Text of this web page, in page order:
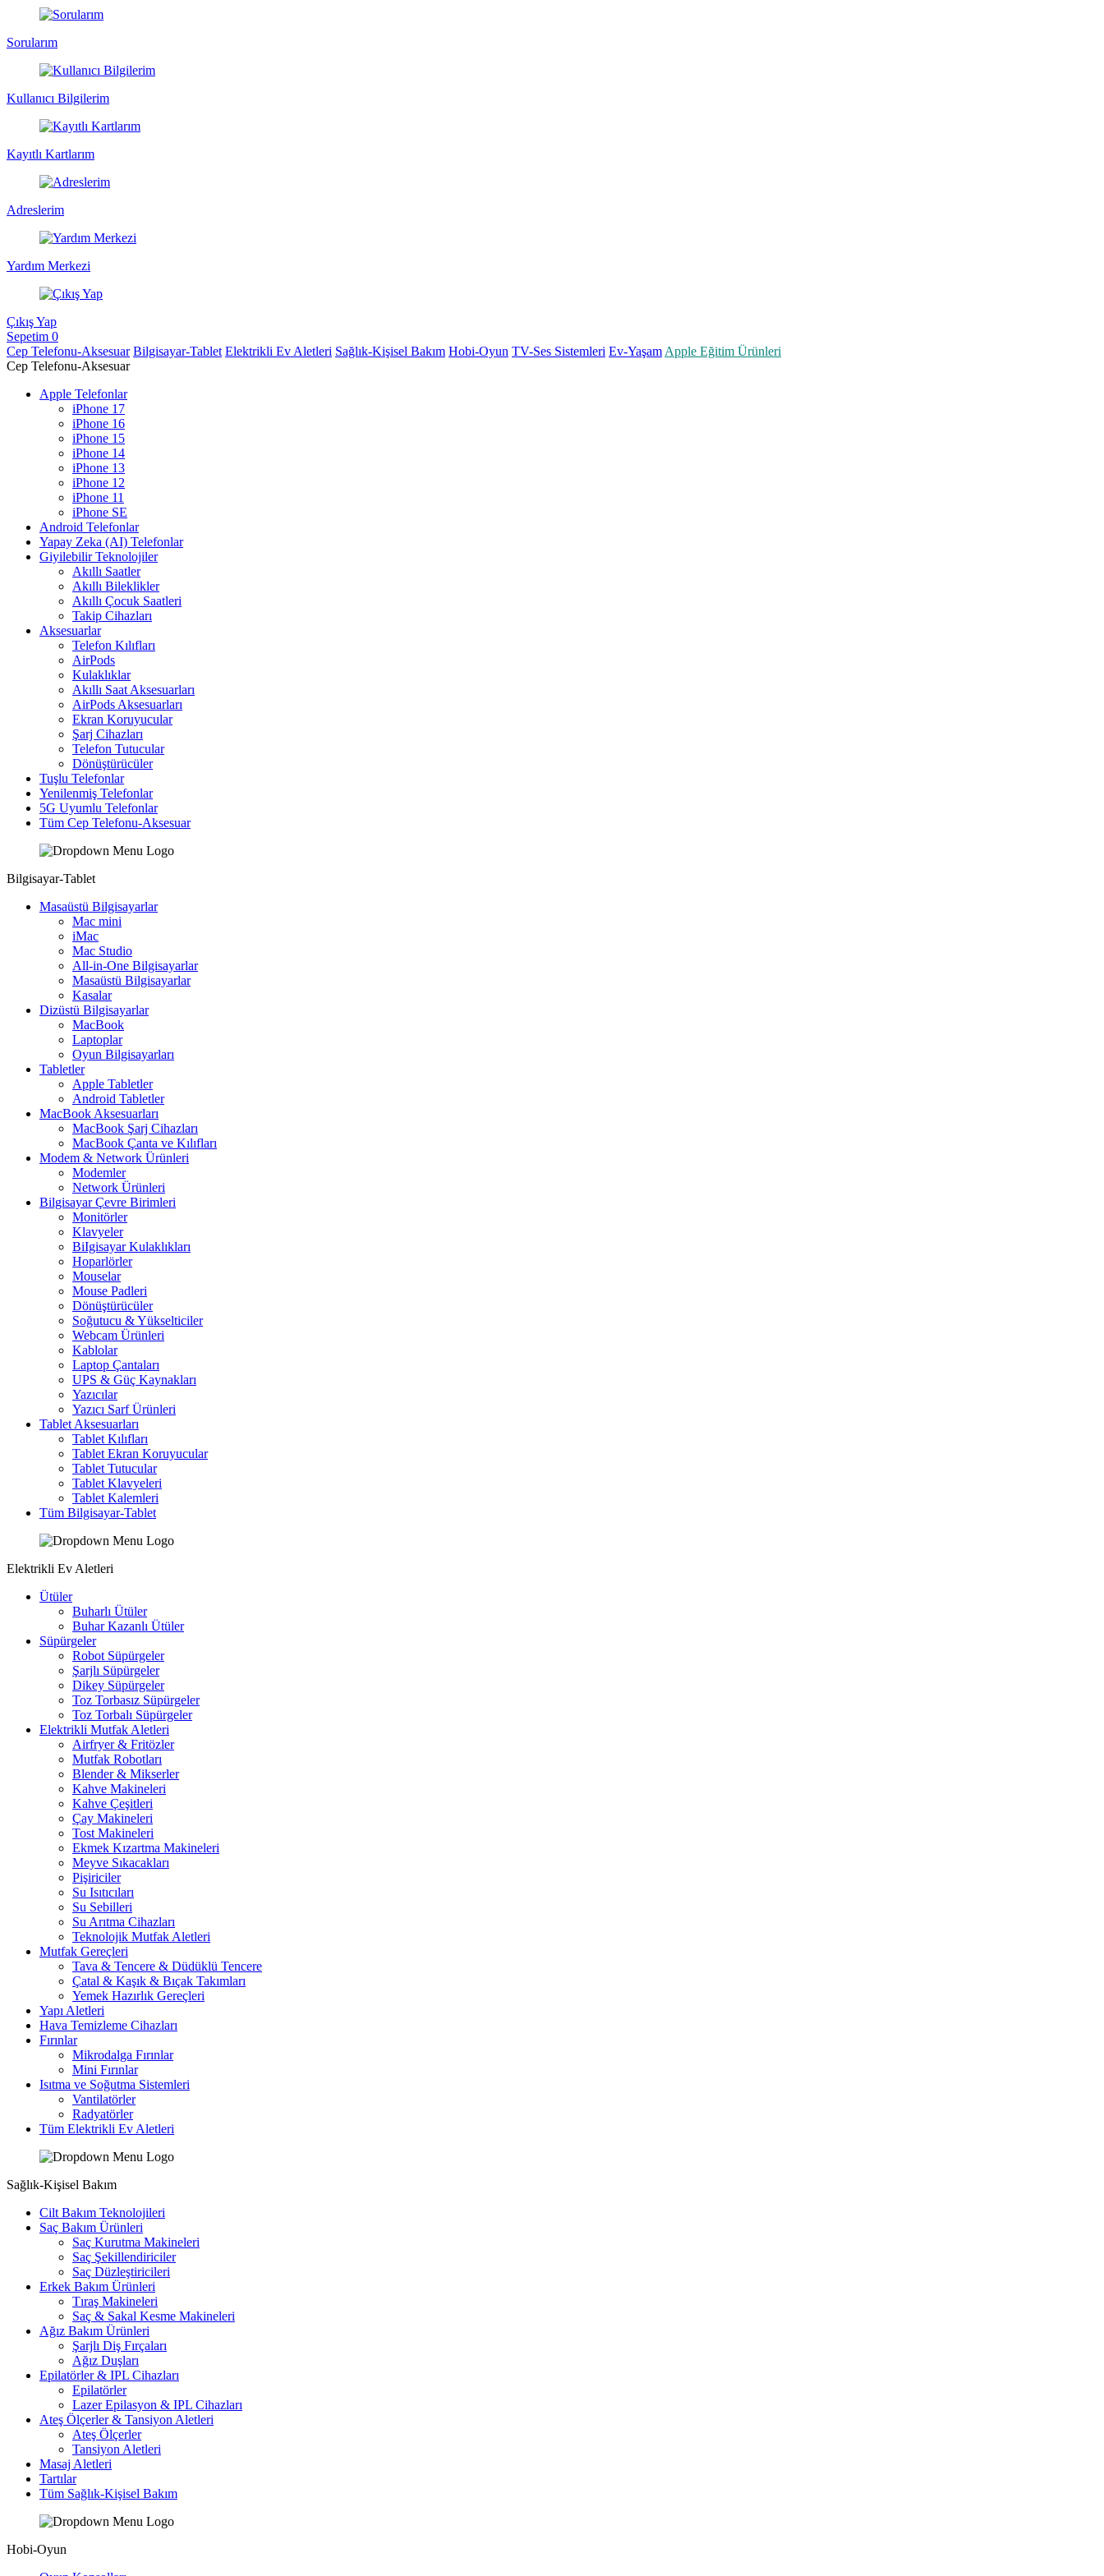
Sorularım
Kullanıcı Bilgilerim
Kayıtlı Kartlarım
Adreslerim
Yardım Merkezi
Çıkış Yap
Sepetim 0
Cep Telefonu-Aksesuar Bilgisayar-Tablet Elektrikli Ev Aletleri Sağlık-Kişisel Bakım Hobi-Oyun TV-Ses Sistemleri Ev-Yaşam Apple Eğitim Ürünleri
Cep Telefonu-Aksesuar
Apple Telefonlar
iPhone 17
iPhone 16
iPhone 15
iPhone 14
iPhone 13
iPhone 12
iPhone 11
iPhone SE
Android Telefonlar
Yapay Zeka (AI) Telefonlar
Giyilebilir Teknolojiler
Akıllı Saatler
Akıllı Bileklikler
Akıllı Çocuk Saatleri
Takip Cihazları
Aksesuarlar
Telefon Kılıfları
AirPods
Kulaklıklar
Akıllı Saat Aksesuarları
AirPods Aksesuarları
Ekran Koruyucular
Şarj Cihazları
Telefon Tutucular
Dönüştürücüler
Tuşlu Telefonlar
Yenilenmiş Telefonlar
5G Uyumlu Telefonlar
Tüm Cep Telefonu-Aksesuar
Bilgisayar-Tablet
Masaüstü Bilgisayarlar
Mac mini
iMac
Mac Studio
All-in-One Bilgisayarlar
Masaüstü Bilgisayarlar
Kasalar
Dizüstü Bilgisayarlar
MacBook
Laptoplar
Oyun Bilgisayarları
Tabletler
Apple Tabletler
Android Tabletler
MacBook Aksesuarları
MacBook Şarj Cihazları
MacBook Çanta ve Kılıfları
Modem & Network Ürünleri
Modemler
Network Ürünleri
Bilgisayar Çevre Birimleri
Monitörler
Klavyeler
BiIgisayar Kulaklıkları
Hoparlörler
Mouselar
Mouse Padleri
Dönüştürücüler
Soğutucu & Yükselticiler
Webcam Ürünleri
Kablolar
Laptop Çantaları
UPS & Güç Kaynakları
Yazıcılar
Yazıcı Sarf Ürünleri
Tablet Aksesuarları
Tablet Kılıfları
Tablet Ekran Koruyucular
Tablet Tutucular
Tablet Klavyeleri
Tablet Kalemleri
Tüm Bilgisayar-Tablet
Elektrikli Ev Aletleri
Ütüler
Buharlı Ütüler
Buhar Kazanlı Ütüler
Süpürgeler
Robot Süpürgeler
Şarjlı Süpürgeler
Dikey Süpürgeler
Toz Torbasız Süpürgeler
Toz Torbalı Süpürgeler
Elektrikli Mutfak Aletleri
Airfryer & Fritözler
Mutfak Robotları
Blender & Mikserler
Kahve Makineleri
Kahve Çeşitleri
Çay Makineleri
Tost Makineleri
Ekmek Kızartma Makineleri
Meyve Sıkacakları
Pişiriciler
Su Isıtıcıları
Su Sebilleri
Su Arıtma Cihazları
Teknolojik Mutfak Aletleri
Mutfak Gereçleri
Tava & Tencere & Düdüklü Tencere
Çatal & Kaşık & Bıçak Takımları
Yemek Hazırlık Gereçleri
Yapı Aletleri
Hava Temizleme Cihazları
Fırınlar
Mikrodalga Fırınlar
Mini Fırınlar
Isıtma ve Soğutma Sistemleri
Vantilatörler
Radyatörler
Tüm Elektrikli Ev Aletleri
Sağlık-Kişisel Bakım
Cilt Bakım Teknolojileri
Saç Bakım Ürünleri
Saç Kurutma Makineleri
Saç Şekillendiriciler
Saç Düzleştiricileri
Erkek Bakım Ürünleri
Tıraş Makineleri
Saç & Sakal Kesme Makineleri
Ağız Bakım Ürünleri
Şarjlı Diş Fırçaları
Ağız Duşları
Epilatörler & IPL Cihazları
Epilatörler
Lazer Epilasyon & IPL Cihazları
Ateş Ölçerler & Tansiyon Aletleri
Ateş Ölçerler
Tansiyon Aletleri
Masaj Aletleri
Tartılar
Tüm Sağlık-Kişisel Bakım
Hobi-Oyun